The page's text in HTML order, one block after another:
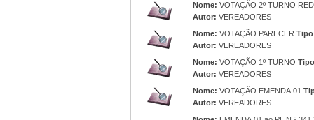
Nome: VOTAÇÃO 2º TURNO
Autor: VEREADORES
Nome: VOTAÇÃO PARECER
Autor: VEREADORES
Nome: VOTAÇÃO 1º TURNO
Autor: VEREADORES
Nome: VOTAÇÃO EMENDA 01
Autor: VEREADORES